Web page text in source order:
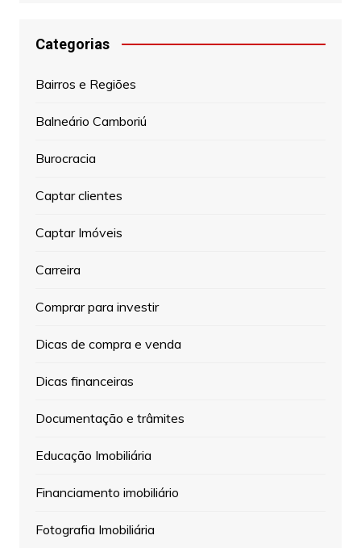
Categorias
Bairros e Regiões
Balneário Camboriú
Burocracia
Captar clientes
Captar Imóveis
Carreira
Comprar para investir
Dicas de compra e venda
Dicas financeiras
Documentação e trâmites
Educação Imobiliária
Financiamento imobiliário
Fotografia Imobiliária